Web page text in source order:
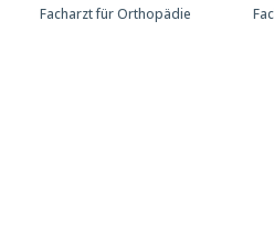
Facharzt für Orthopädie